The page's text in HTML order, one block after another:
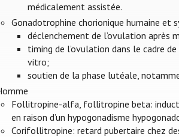
médicalement assistée.
Gonadotrophine chorionique humaine et
déclenchement de l’ovulation
timing de l’ovulation dans le cadre
vitro;
soutien de la phase lutéale,
Follitropine-alfa, follitropine beta:
en raison d’un hypogonadisme
Corifollitropine: retard pubertaire chez